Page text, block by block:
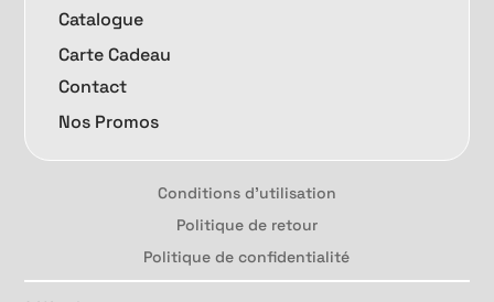
Catalogue
Carte Cadeau
Contact
Nos Promos
Conditions d'utilisation
Politique de retour
Politique de confidentialité